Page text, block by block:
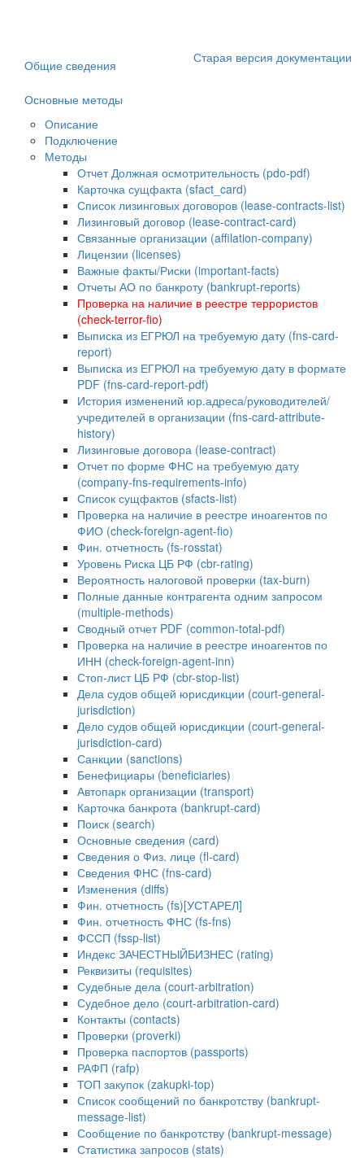
Старая версия документации
Общие сведения
Основные методы
Описание
Подключение
Методы
Отчет Должная осмотрительность (pdo-pdf)
Карточка сущфакта (sfact_card)
Список лизинговых договоров (lease-contracts-list)
Лизинговый договор (lease-contract-card)
Связанные организации (affilation-company)
Лицензии (licenses)
Важные факты/Риски (important-facts)
Отчеты АО по банкроту (bankrupt-reports)
Проверка на наличие в реестре террористов
(check-terror-fio)
Выписка из ЕГРЮЛ на требуемую дату (fns-card-
report)
Выписка из ЕГРЮЛ на требуемую дату в формате
PDF (fns-card-report-pdf)
История изменений юр.адреса/руководителей/
учредителей в организации (fns-card-attribute-
history)
Лизинговые договора (lease-contract)
Отчет по форме ФНС на требуемую дату
(company-fns-requirements-info)
Список сущфактов (sfacts-list)
Проверка на наличие в реестре иноагентов по
ФИО (check-foreign-agent-fio)
Фин. отчетность (fs-rosstat)
Уровень Риска ЦБ РФ (cbr-rating)
Вероятность налоговой проверки (tax-burn)
Полные данные контрагента одним запросом
(multiple-methods)
Сводный отчет PDF (common-total-pdf)
Проверка на наличие в реестре иноагентов по
ИНН (check-foreign-agent-inn)
Стоп-лист ЦБ РФ (cbr-stop-list)
Дела судов общей юрисдикции (court-general-
jurisdiction)
Дело судов общей юрисдикции (court-general-
jurisdiction-card)
Санкции (sanctions)
Бенефициары (beneficiaries)
Автопарк организации (transport)
Карточка банкрота (bankrupt-card)
Поиск (search)
Основные сведения (card)
Сведения о Физ. лице (fl-card)
Сведения ФНС (fns-card)
Изменения (diffs)
Фин. отчетность (fs)[УСТАРЕЛ]
Фин. отчетность ФНС (fs-fns)
ФССП (fssp-list)
Индекс ЗАЧЕСТНЫЙБИЗНЕС (rating)
Реквизиты (requisites)
Судебные дела (court-arbitration)
Судебное дело (court-arbitration-card)
Контакты (contacts)
Проверки (proverki)
Проверка паспортов (passports)
РАФП (rafp)
ТОП закупок (zakupki-top)
Список сообщений по банкротству (bankrupt-
message-list)
Сообщение по банкротству (bankrupt-message)
Статистика запросов (stats)